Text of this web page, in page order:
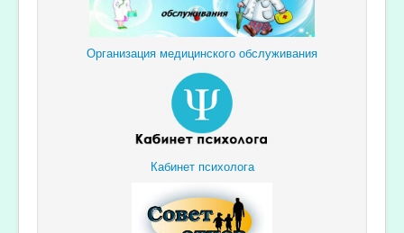
Организация медицинского обслуживания
Кабинет психолога